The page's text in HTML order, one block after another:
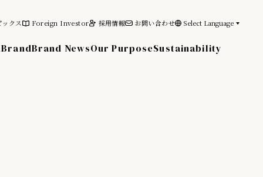
クス Foreign Investor 採用情報 お問い合わせ Select Language
BrandBrand NewsOur PurposeSustainability